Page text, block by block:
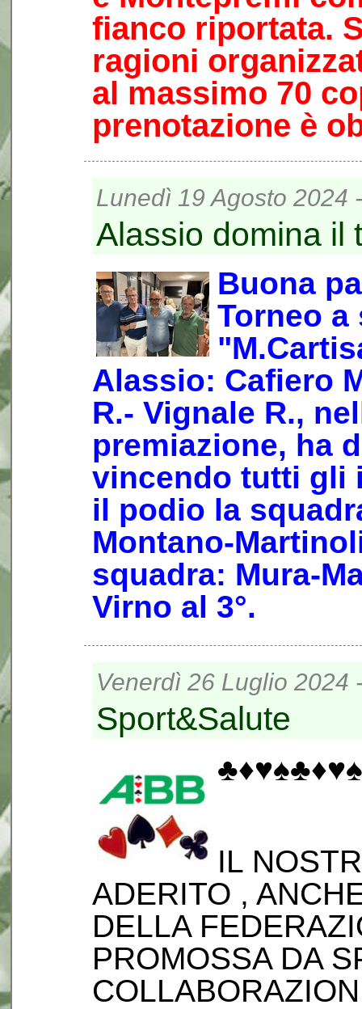
fianco riportata.
ragioni
al massimo 70
prenotazione è
Lunedì 19 Agosto 2024
Alassio domina il
Buona
Torneo a
Alassio: Cafiero
R.- Vignale R.,
premiazione, ha
vincendo tutti gli
il podio la
Montano-
squadra: Mura-
Virno al 3°.
Venerdì 26 Luglio 2024
Sport&Salute
IL
ADERITO ,
DELLA
PROMOSSA DA